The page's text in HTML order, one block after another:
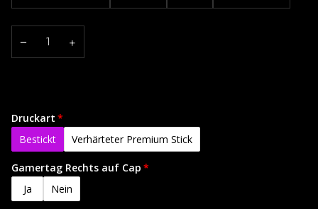
− +
Druckart
Bestickt
Verhärteter Premium Stick
Gamertag Rechts auf Cap
Ja
Nein